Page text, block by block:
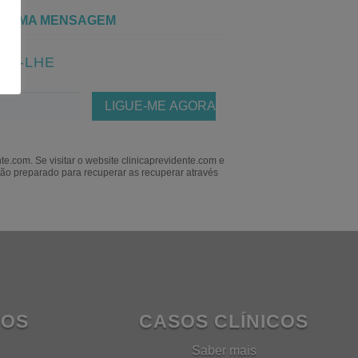
UMA MENSAGEM
LHE
Se visitar o website clinicaprevidente.com e
preparado para recuperar as recuperar através
CASOS CLÍNICOS
Saber mais